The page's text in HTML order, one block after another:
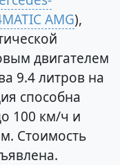
AMG),
двигателем
9.4 литров на
способна
100 км/ч и
Стоимость